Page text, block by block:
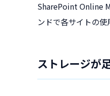
SharePoint Online
ンドで各サイトの使
ストレージが